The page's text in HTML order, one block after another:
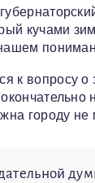
кучами
к вопросу
городу